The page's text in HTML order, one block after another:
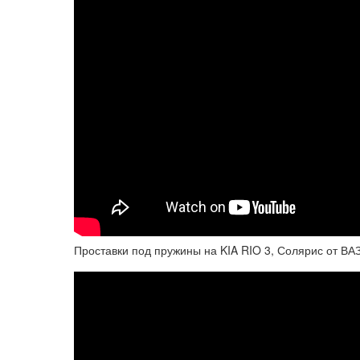
Проставки под пружины на KIA RIO 3, Солярис от